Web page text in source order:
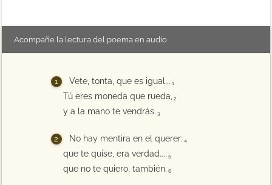
Acompañe la lectura del poema en audio
Vete, tonta, que es igual... 1
Tú eres moneda que rueda, 2
y a la mano te vendrás. 3
No hay mentira en el querer: 4
que te quise, era verdad...; 5
que no te quiero, también. 6